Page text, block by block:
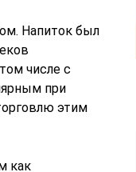
Напиток был
числе с
при
этим
как